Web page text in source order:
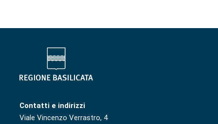
Contatti e indirizzi
Viale Vincenzo Verrastro, 4